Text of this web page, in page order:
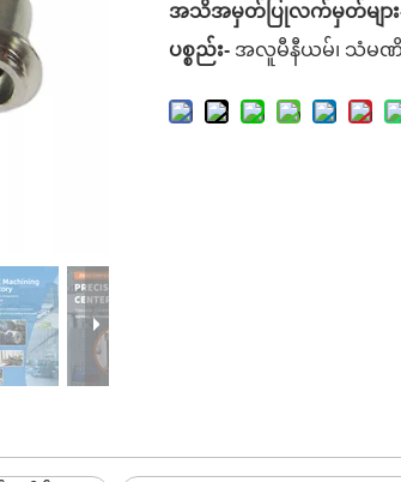
အသိအမှတ်ပြုလက်မှတ်များ
ပစ္စည်း- အလူမီနီယမ်၊ သံမဏိနှ